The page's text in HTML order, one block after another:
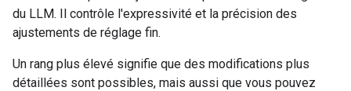
du LLM. Il contrôle l'expressivité et la précision des
ajustements de réglage fin.
Un rang plus élevé signifie que des modifications plus
détaillées sont possibles, mais aussi que vous pouvez